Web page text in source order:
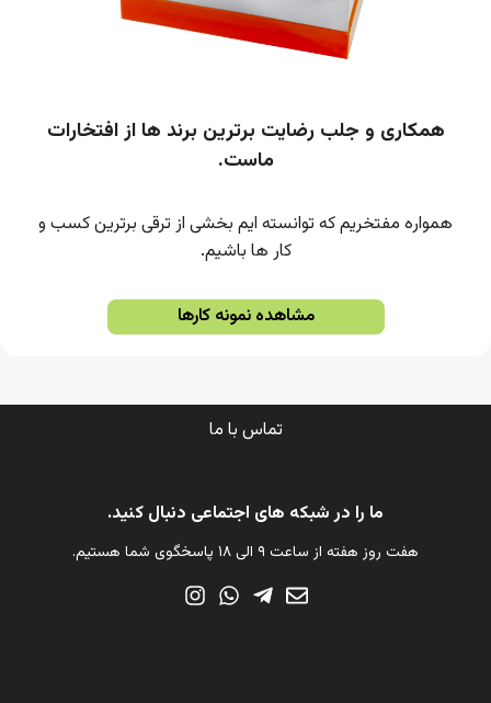
همکاری و جلب رضایت برترین برند ها از افتخارات
ماست.
همواره مفتخریم که توانسته ایم بخشی از ترقی برترین کسب و
کار ها باشیم.
مشاهده نمونه کارها
تماس با ما
ما را در شبکه های اجتماعی دنبال کنید.
هفت روز هفته از ساعت ۹ الی ۱۸ پاسخگوی شما هستیم.